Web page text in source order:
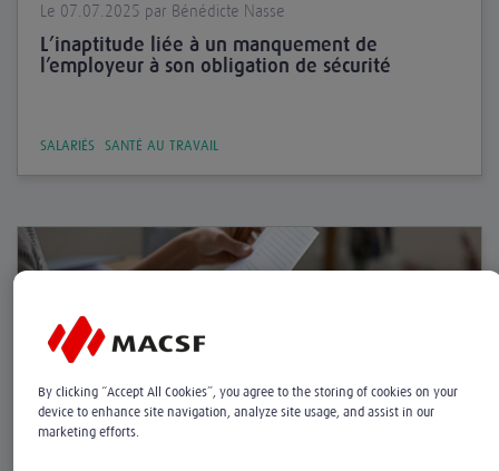
Le 07.07.2025 par Bénédicte Nasse
L’inaptitude liée à un manquement de
l’employeur à son obligation de sécurité
SALARIÉS SANTÉ AU TRAVAIL
By clicking “Accept All Cookies”, you agree to the storing of cookies on your
device to enhance site navigation, analyze site usage, and assist in our
marketing efforts.